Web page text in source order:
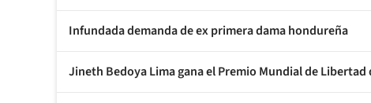
Infundada demanda de ex primera dama hondureña
Jineth Bedoya Lima gana el Premio Mundial de Libertad